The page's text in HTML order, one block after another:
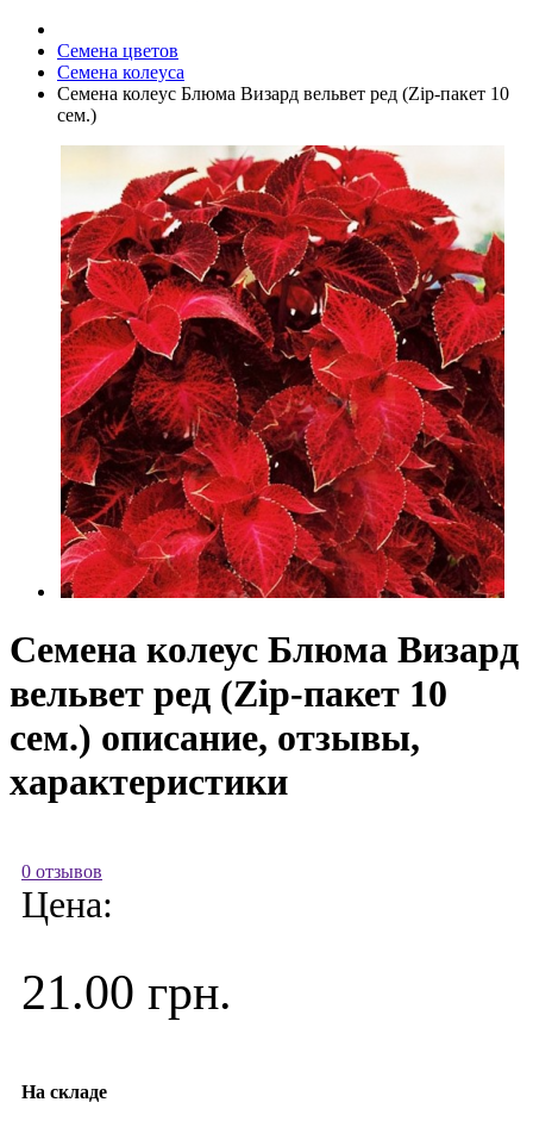
Семена цветов
Семена колеуса
Семена колеус Блюма Визард вельвет ред (Zip-пакет 10
сем.)
Семена колеус Блюма Визард
вельвет ред (Zip-пакет 10
сем.) описание, отзывы,
характеристики
0 отзывов
Цена:
21.00 грн.
На складе